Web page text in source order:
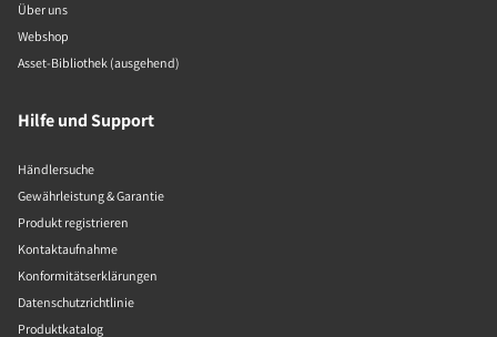
Über uns
Webshop
Asset-Bibliothek (ausgehend)
Hilfe und Support
Händlersuche
Gewährleistung & Garantie
Produkt registrieren
Kontaktaufnahme
Konformitätserklärungen
Datenschutzrichtlinie
Produktkatalog